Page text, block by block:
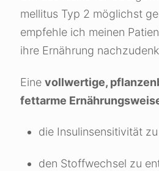
mellitus Typ 2 möglichst
empfehle ich meinen
ihre Ernährung
Eine vollwertige,
fettarme
die Insulinsensitivität
den Stoffwechsel zu